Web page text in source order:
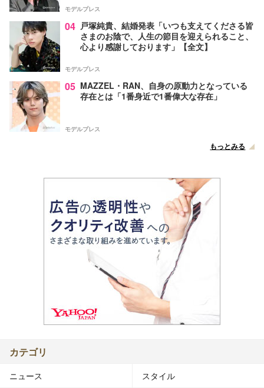
モデルプレス
04 戸塚純貴、結婚発表「いつも支えてくださる皆
さまのお陰で、人生の節目を迎えられること、
心より感謝しております」【全文】
モデルプレス
05 MAZZEL・RAN、自身の原動力となっている
存在とは「1番身近で1番偉大な存在」
モデルプレス
もっとみる
カテゴリ
ニュース スタイル